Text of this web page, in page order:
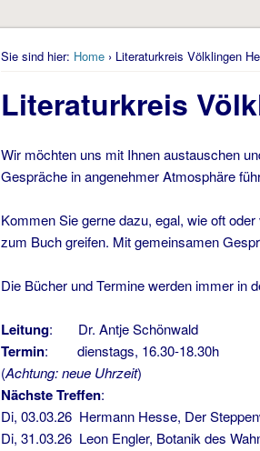
Sie sind hier: Home › Literaturkreis Völklingen
Literaturkreis
Wir möchten uns mit Ihnen austauschen
Gespräche in angenehmer Atmosphäre
Kommen Sie gerne dazu, egal, wie oft
zum Buch greifen. Mit gemeinsamen
Die Bücher und Termine werden immer in
Leitung: Dr. Antje Schönwald
Termin: dienstags, 16.30-18.30h
(Achtung: neue Uhrzeit)
Nächste Treffen:
Di, 03.03.26 Hermann Hesse, Der
Di, 31.03.26 Leon Engler, Botanik des